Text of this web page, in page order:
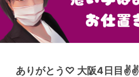
ありがとう♡ 大阪4日目✌️✌️